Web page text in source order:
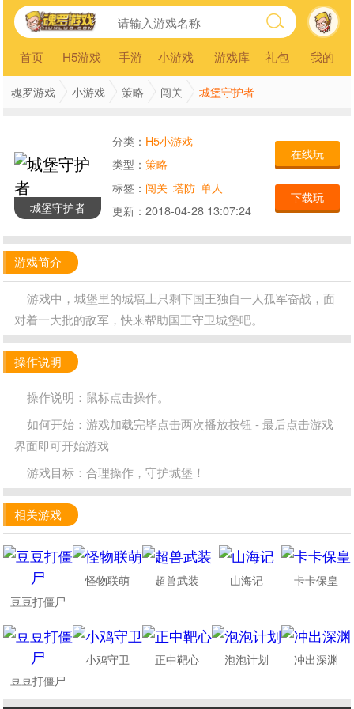
首页 H5游戏 手游 小游戏 游戏库 礼包 我的
魂罗游戏 小游戏 策略 闯关 城堡守护者
城堡守护者
分类： H5小游戏
类型： 策略
标签： 闯关 塔防 单人
更新： 2018-04-28 13:07:24
在线玩
下载玩
游戏简介
游戏中，城堡里的城墙上只剩下国王独自一人孤军奋战，面
对着一大批的敌军，快来帮助国王守卫城堡吧。
操作说明
操作说明：鼠标点击操作。
如何开始：游戏加载完毕点击两次播放按钮 - 最后点击游戏
界面即可开始游戏
游戏目标：合理操作，守护城堡！
相关游戏
豆豆打僵尸
怪物联萌 超兽武装 山海记 卡卡保皇
豆豆打僵尸
小鸡守卫 正中靶心 泡泡计划 冲出深渊